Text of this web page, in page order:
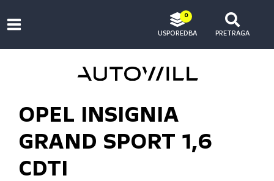
0
USPOREDBA PRETRAGA
OPEL INSIGNIA
GRAND SPORT 1,6
CDTI